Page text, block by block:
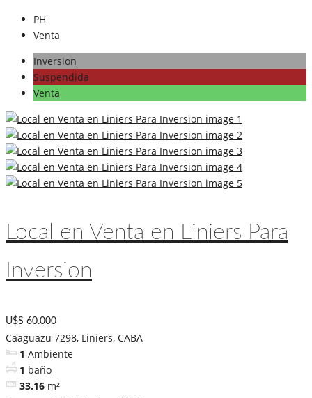
PH
Venta
Inversion
Suspendida
Venta
Local en Venta en Liniers Para
Inversion
U$S 60.000
Caaguazu 7298, Liniers, CABA
1 Ambiente
1 baño
33.16 m²